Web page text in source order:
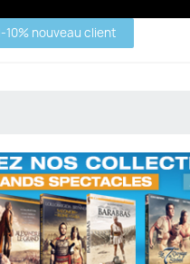
-10% nouveau client